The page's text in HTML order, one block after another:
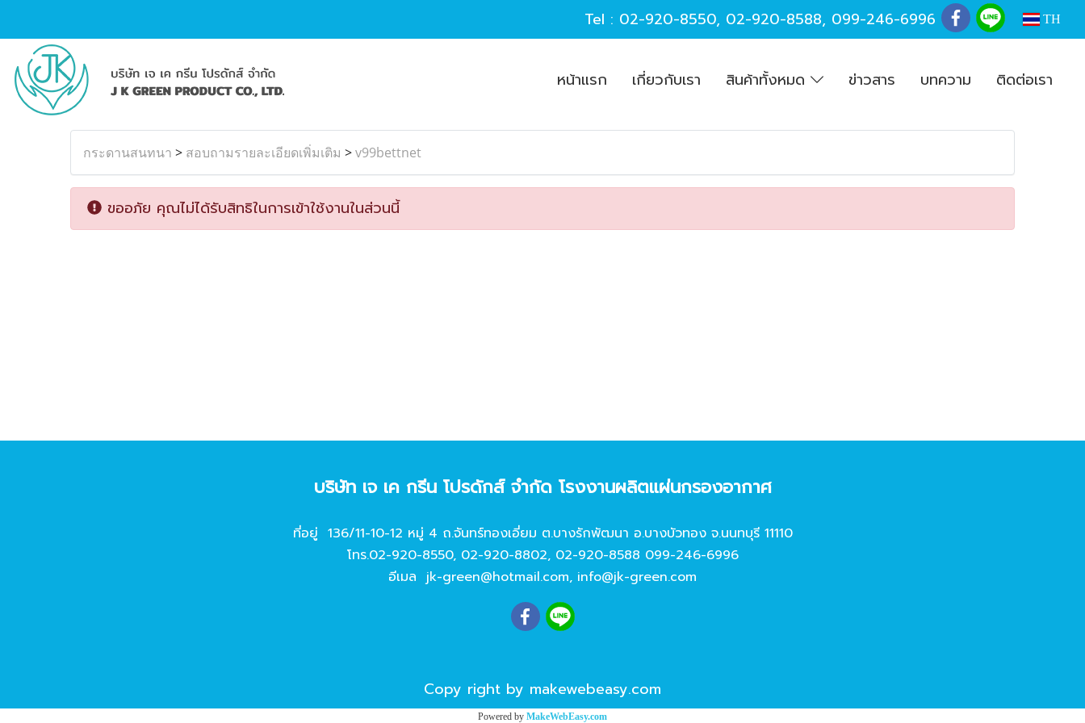
Tel : 02-920-8550, 02-920-8588, 099-246-6996 TH
หน้าแรก เกี่ยวกับเรา สินค้าทั้งหมด ข่าวสาร บทความ ติดต่อเรา
กระดานสนทนา > สอบถามรายละเอียดเพิ่มเติม >v99bettnet
ขออภัย คุณไม่ได้รับสิทธิในการเข้าใช้งานในส่วนนี้
บริษัท เจ เค กรีน โปรดักส์ จํากัด โรงงานผลิตแผ่นกรองอากาศ
ที่อยู่ 136/11-10-12 หมู่ 4 ถ.จันทร์ทองเอี่ยม ต.บางรักพัฒนา อ.บางบัวทอง จ.นนทบุรี 11110
โทร.02-920-8550, 02-920-8802, 02-920-8588 099-246-6996
อีเมล jk-green@hotmail.com, info@jk-green.com
Copy right by makewebeasy.com
Powered by MakeWebEasy.com